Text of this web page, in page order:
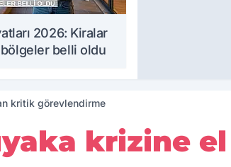
2026: Kiralar
bölgeler belli oldu
kritik görevlendirme
krizine